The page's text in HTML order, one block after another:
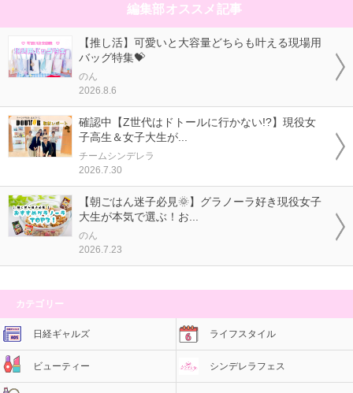
編集部オススメ記事
【推し活】可愛いと大容量どちらも叶える現場用
バッグ特集💝
のん
2026.8.6
確認中【Z世代はドトールに行かない!?】現役女
子高生＆女子大生が...
チームシンデレラ
2026.7.30
【朝ごはん迷子必見🌞】グラノーラ好き現役女子
大生が本気で選ぶ！お...
のん
2026.7.23
カテゴリー
日経ギャルズ ライフスタイル
ビューティー シンデレラフェス